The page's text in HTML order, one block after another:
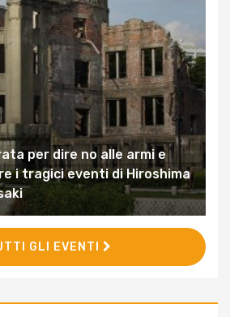
per dire no alle armi e
i tragici eventi di Hiroshima
GLI EVENTI